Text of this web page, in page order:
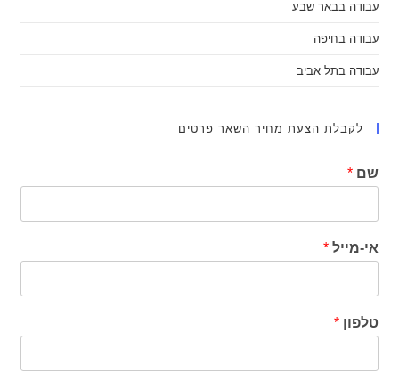
עבודה בבאר שבע
עבודה בחיפה
עבודה בתל אביב
לקבלת הצעת מחיר השאר פרטים
שם*
אי-מייל*
טלפון*